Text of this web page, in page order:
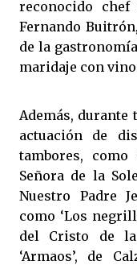
reconocido
Fernando
de la
maridaje con
Además, durante
actuación de
tambores,
Señora de la
Nuestro Padre
como ‘Los
del Cristo de
‘Armaos’, de